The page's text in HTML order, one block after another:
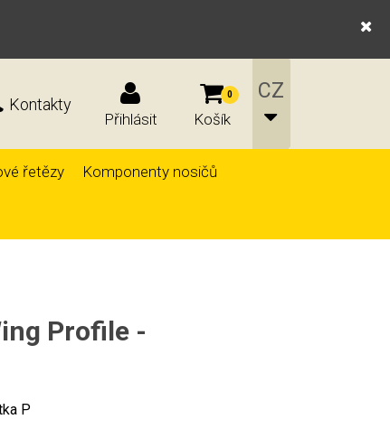
Kontakty
Přihlásit
0
Košík
řetězy Komponenty nosičů
Profile -
P